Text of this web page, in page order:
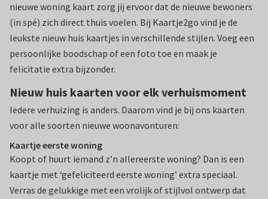
nieuwe woning kaart zorg jij ervoor dat de nieuwe bewoners
(in spé) zich direct thuis voelen. Bij Kaartje2go vind je de
leukste nieuw huis kaartjes in verschillende stijlen. Voeg een
persoonlijke boodschap of een foto toe en maak je
felicitatie extra bijzonder.
Nieuw huis kaarten voor elk verhuismoment
Iedere verhuizing is anders. Daarom vind je bij ons kaarten
voor alle soorten nieuwe woonavonturen:
Kaartje eerste woning
Koopt of huurt iemand z’n allereerste woning? Dan is een
kaartje met ‘gefeliciteerd eerste woning’ extra speciaal.
Verras de gelukkige met een vrolijk of stijlvol ontwerp dat